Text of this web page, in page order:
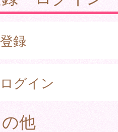
登録
ログイン
他